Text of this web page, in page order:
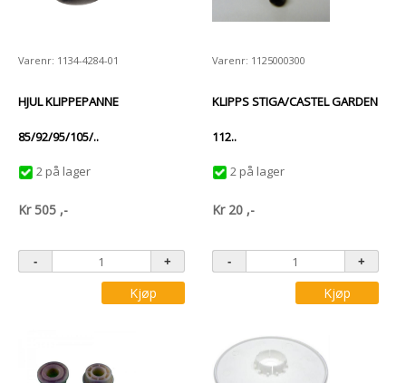
Varenr: 1134-4284-01
HJUL KLIPPEPANNE
85/92/95/105/..
2 på lager
Kr505 ,-
Kjøp
Varenr: 1125000300
KLIPPS STIGA/CASTEL GARDEN
112..
2 på lager
Kr 20 ,-
Kjøp